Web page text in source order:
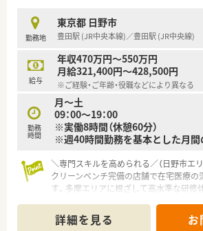
【求人情報について】
■給与はご経験やスキルを考慮のうえ年
の範囲で決定され毎年の昇給制度があり
■年間休日は123日確保されており、シ
末年始に長期連休を取得できる場合もあ
■借上社宅制度やインフルエンザ補助制
が用意されており生活面でのサポートも
勤務地
東京都 日野市
豊田駅 (JR中央本線)／豊田駅 (JR中央線)
給与
年収470万円～550万円
月給321,400円～428,500円
※ご経験・ご年齢・役職などにより異なる
勤務
時間
月～土
09：00～19：00
※実働8時間（休憩60分）
※週40時間勤務を基本とした月間
＼専門スキルを高められる／（日野市エ
クリーンベンチ完備の店舗で在宅医療の
す。多摩エリアに根ざして高水準な研修
＊------------------------------------------＊
詳細を見る お